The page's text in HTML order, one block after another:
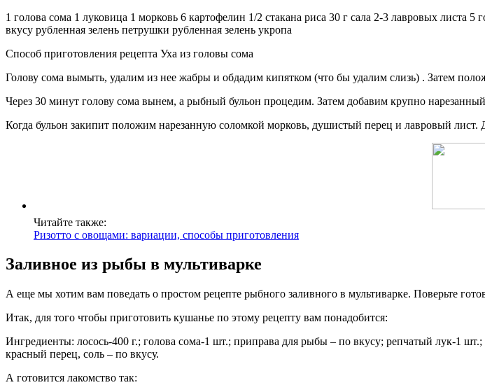
1 голова сома 1 луковица 1 морковь 6 картофелин 1/2 стакана риса 30 г сала 2-3 лавровых
вкусу рубленная зелень петрушки рубленная зелень укропа
Способ приготовления рецепта Уха из головы сома
Голову сома вымыть, удалим из нее жабры и обдадим кипятком (что бы удалим слизь) . Затем
Через 30 минут голову сома вынем, а рыбный бульон процедим. Затем добавим крупно
Когда бульон закипит положим нарезанную соломкой морковь, душистый перец и лавровый
Читайте также:
Ризотто с овощами: вариации, способы приготовления
Заливное из рыбы в мультиварке
А еще мы хотим вам поведать о простом рецепте рыбного заливного в мультиварке. Поверьте
Итак, для того чтобы приготовить кушанье по этому рецепту вам понадобится:
Ингредиенты: лосось-400 г.; голова сома-1 шт.; приправа для рыбы – по вкусу; репчатый лук-1
красный перец, соль – по вкусу.
А готовится лакомство так: